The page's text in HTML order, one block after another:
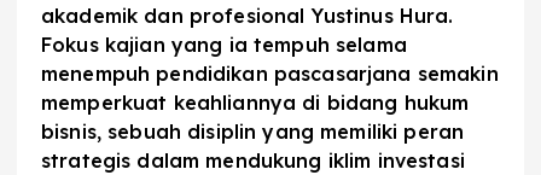
akademik dan profesional Yustinus Hura.
Fokus kajian yang ia tempuh selama
menempuh pendidikan pascasarjana semakin
memperkuat keahliannya di bidang hukum
bisnis, sebuah disiplin yang memiliki peran
strategis dalam mendukung iklim investasi